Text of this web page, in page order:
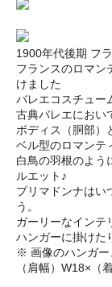
1900年代後期 フ
フランスのロマン
けました
バレエコスチュー
古典バレエにおい
ボディス（胴部）
ベル型のロマンテ
白鳥の羽根のよう
ルエット♪
プリマドンナはい
う。
ガーリーなインテ
ハンガーに掛けた
※ 画像のハンガー
（肩幅）W18×（